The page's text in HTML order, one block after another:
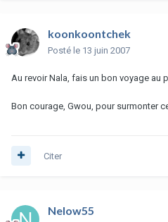
koonkoontchek
Posté le 13 juin 2007
Au revoir Nala, fais un bon voyage au
Bon courage, Gwou, pour surmonter
Citer
Nelow55